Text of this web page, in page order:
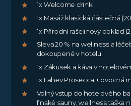
1x Welcome drink
1x Masáž klasická částečná
1x Přírodní rašelinový obklad
Sleva 20 % na wellness a
dokoupené v hotelu
1x Zákusek a káva v
1x Lahev Prosecca + ovocná
Volný vstup do hotelového
finské sauny, wellness taška